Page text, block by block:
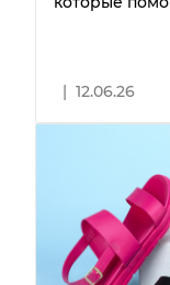
| 12.06.26